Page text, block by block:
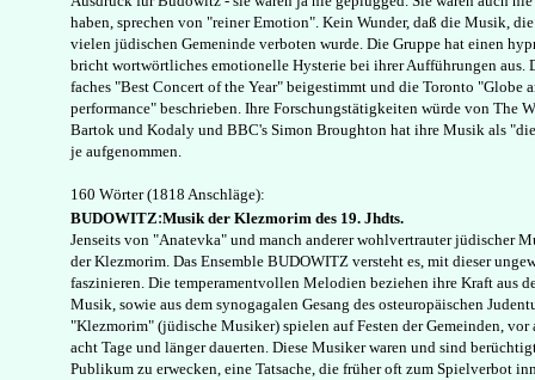
haben, sprechen von "reiner Emotion". Kein Wunder, daß die Musik,
vielen jüdischen Gemeninde verboten wurde. Die Gruppe hat einen
bricht wortwörtliches emotionelle Hysterie bei ihrer Aufführungen
faches "Best Concert of the Year" beigestimmt und die Toronto
performance" beschrieben. Ihre Forschungstätigkeiten würde von The
Bartok und Kodaly und BBC's Simon Broughton hat ihre Musik als
je aufgenommen.
160 Wörter (1818 Anschläge):
BUDOWITZ:Musik der Klezmorim des 19. Jhdts.
Jenseits von "Anatevka" und manch anderer wohlvertrauter jüdischer
der Klezmorim. Das Ensemble BUDOWITZ versteht es, mit dieser
faszinieren. Die temperamentvollen Melodien beziehen ihre Kraft aus
Musik, sowie aus dem synogagalen Gesang des osteuropäischen
"Klezmorim" (jüdische Musiker) spielen auf Festen der Gemeinden,
acht Tage und länger dauerten. Diese Musiker waren und sind
Publikum zu erwecken, eine Tatsache, die früher oft zum Spielverbot